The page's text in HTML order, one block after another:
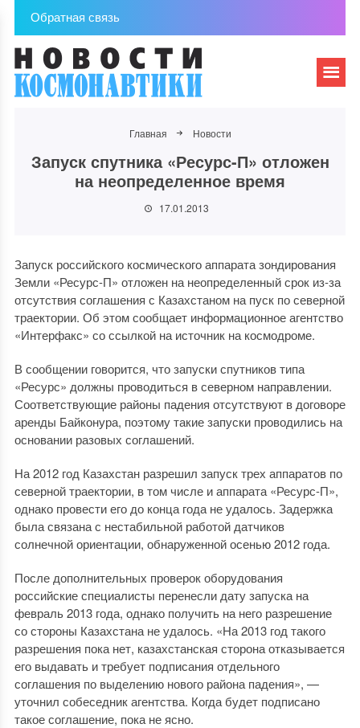
Обратная связь
Главная Новости
Запуск спутника «Ресурс-П» отложен
на неопределенное время
17.01.2013
Запуск российского космического аппарата зондирования
Земли «Ресурс-П» отложен на неопределенный срок из-за
отсутствия соглашения с Казахстаном на пуск по северной
траектории. Об этом сообщает информационное агентство
«Интерфакс» со ссылкой на источник на космодроме.
В сообщении говорится, что запуски спутников типа
«Ресурс» должны проводиться в северном направлении.
Соответствующие районы падения отсутствуют в договоре
аренды Байконура, поэтому такие запуски проводились на
основании разовых соглашений.
На 2012 год Казахстан разрешил запуск трех аппаратов по
северной траектории, в том числе и аппарата «Ресурс-П»,
однако провести его до конца года не удалось. Задержка
была связана с нестабильной работой датчиков
солнечной ориентации, обнаруженной осенью 2012 года.
После дополнительных проверок оборудования
российские специалисты перенесли дату запуска на
февраль 2013 года, однако получить на него разрешение
со стороны Казахстана не удалось. «На 2013 год такого
разрешения пока нет, казахстанская сторона отказывается
его выдавать и требует подписания отдельного
соглашения по выделению нового района падения», —
уточнил собеседник агентства. Когда будет подписано
такое соглашение, пока не ясно.